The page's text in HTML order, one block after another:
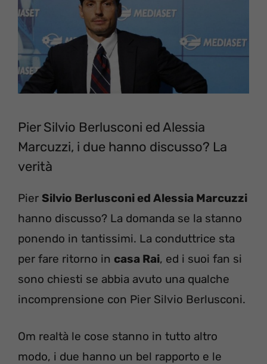
Pier Silvio Berlusconi ed Alessia
Marcuzzi, i due hanno discusso? La
verità
Pier Silvio Berlusconi ed Alessia Marcuzzi
hanno discusso? La domanda se la stanno
ponendo in tantissimi. La conduttrice sta
per fare ritorno in casa Rai, ed i suoi fan si
sono chiesti se abbia avuto una qualche
incomprensione con Pier Silvio Berlusconi.
Om realtà le cose stanno in tutto altro
modo, i due hanno un bel rapporto e le